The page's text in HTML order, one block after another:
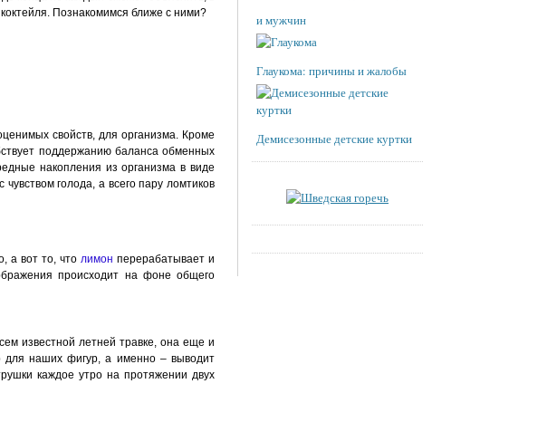
Познакомимся ближе с ними?
свойств, для организма. Кроме
поддержанию баланса обменных
накопления из организма в виде
голода, а всего пару ломтиков
а вот то, чтолимон перерабатывает и
происходит на фоне общего
известной летней травке, она еще и
для наших фигур, а именно – выводит
каждое утро на протяжении двух
и мужчин
Глаукома: причины и жалобы
Демисезонные детские куртки